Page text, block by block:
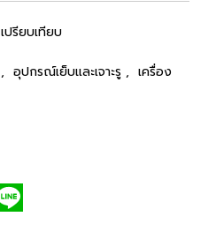
เปรียบเทียบ
, อุปกรณ์เย็บและเจาะรู , เครื่อง